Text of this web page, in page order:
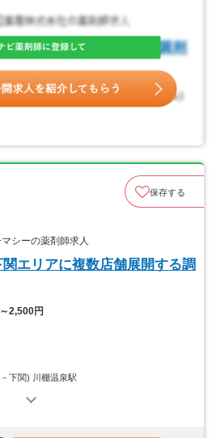
保存する
シーの薬剤師求人
エリアに複数店舗展開する調
2,500円
下関) 川棚温泉駅